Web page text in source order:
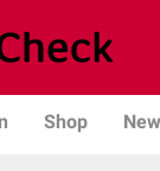
Shop